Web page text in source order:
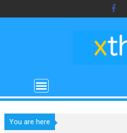
al
You are here